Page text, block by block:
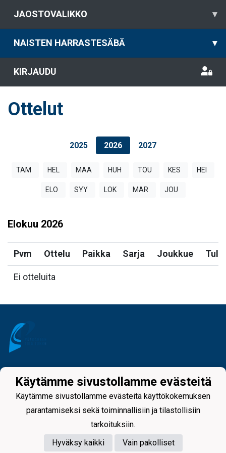
JAOSTOVALIKKO ▾
NAISTEN HARRASTESÄBÄ ▾
KIRJAUDU
Ottelut
2025 2026 2027
TAM HEL MAA HUH TOU KES HEI
ELO SYY LOK MAR JOU
Elokuu 2026
Pvm Ottelu Paikka Sarja Joukkue
Ei otteluita
Powered by
Käytämme sivustollamme evästeitä
Käytämme sivustollamme evästeitä käyttökokemuksen
parantamiseksi sekä toiminnallisiin ja tilastollisiin
tarkoituksiin.
Hyväksy kaikki
Vain pakolliset